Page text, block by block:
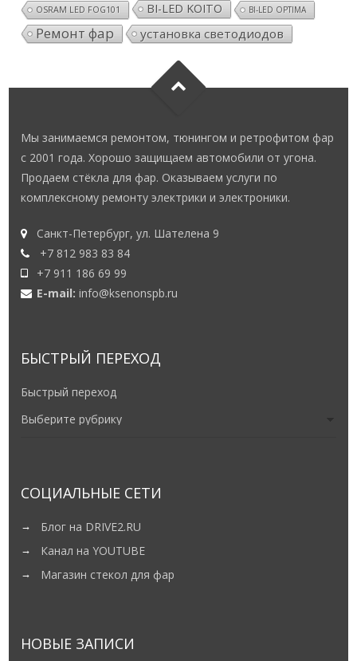
OSRAM LED FOG101 BI-LED KOITO BI-LED OPTIMA
Ремонт фар установка светодиодов
Мы занимаемся ремонтом, тюнингом и ретрофитом фар
с 2001 года. Хорошо защищаем автомобили от угона.
Продаем стёкла для фар. Оказываем услуги по
комплексному ремонту электрики и электроники.
Санкт-Петербург, ул. Шателена 9
+7 812 983 83 84
+7 911 186 69 99
E-mail:info@ksenonspb.ru
БЫСТРЫЙ ПЕРЕХОД
Быстрый переход
СОЦИАЛЬНЫЕ СЕТИ
Блог на DRIVE2.RU
Канал на YOUTUBE
Магазин стекол для фар
НОВЫЕ ЗАПИСИ